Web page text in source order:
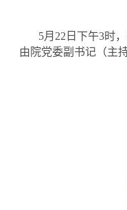
5月22日下午3时，
由院党委副书记（主